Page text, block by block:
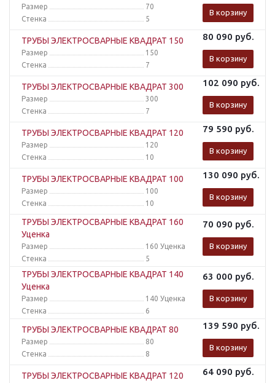
Размер
70
Стенка
5
В корзину
ТРУБЫ ЭЛЕКТРОСВАРНЫЕ КВАДРАТ 150
Размер
150
Стенка
7
80 090 руб.
В корзину
ТРУБЫ ЭЛЕКТРОСВАРНЫЕ КВАДРАТ 300
Размер
300
Стенка
7
102 090 руб.
В корзину
ТРУБЫ ЭЛЕКТРОСВАРНЫЕ КВАДРАТ 120
Размер
120
Стенка
10
79 590 руб.
В корзину
ТРУБЫ ЭЛЕКТРОСВАРНЫЕ КВАДРАТ 100
Размер
100
Стенка
10
130 090 руб.
В корзину
ТРУБЫ ЭЛЕКТРОСВАРНЫЕ КВАДРАТ 160
Уценка
Размер
160 Уценка
Стенка
5
70 090 руб.
В корзину
ТРУБЫ ЭЛЕКТРОСВАРНЫЕ КВАДРАТ 140
Уценка
Размер
140 Уценка
Стенка
6
63 000 руб.
В корзину
ТРУБЫ ЭЛЕКТРОСВАРНЫЕ КВАДРАТ 80
Размер
80
Стенка
8
139 590 руб.
В корзину
ТРУБЫ ЭЛЕКТРОСВАРНЫЕ КВАДРАТ 120 64 090 руб.